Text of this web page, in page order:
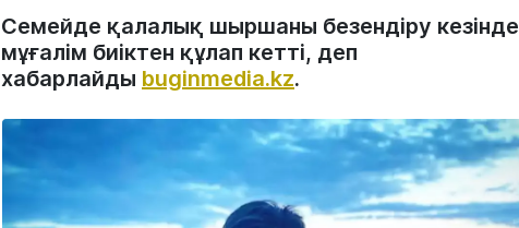
Семейде қалалық шыршаны безендіру кезінде
мұғалім биіктен құлап кетті, деп
хабарлайды buginmedia.kz.